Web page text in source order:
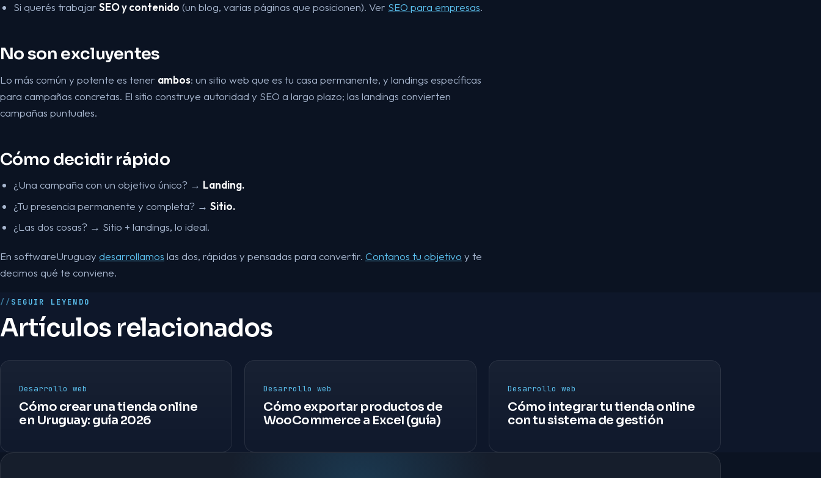
Si querés trabajarSEO y contenido (un blog, varias páginas que posicionen). Ver SEO para empresas.
No son excluyentes
Lo más común y potente es tener ambos: un sitio web que es tu casa permanente, y landings específicas
para campañas concretas. El sitio construye autoridad y SEO a largo plazo; las landings convierten
campañas puntuales.
Cómo decidir rápido
¿Una campaña con un objetivo único? → Landing.
¿Tu presencia permanente y completa? →Sitio.
¿Las dos cosas? → Sitio + landings, lo ideal.
En softwareUruguay desarrollamos las dos, rápidas y pensadas para convertir. Contanos tu objetivo y te
decimos qué te conviene.
SEGUIR LEYENDO
Artículos relacionados
Desarrollo web
Cómo crear una tienda online
en Uruguay: guía 2026
Desarrollo web
Cómo exportar productos de
WooCommerce a Excel (guía)
Desarrollo web
Cómo integrar tu tienda online
con tu sistema de gestión